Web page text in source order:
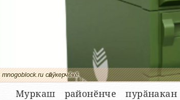
mnogoblock.ru сӑнӳкерчӗкӗ
Муркаш районӗнче